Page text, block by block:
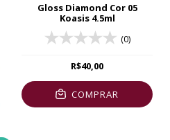
Gloss Diamond Cor 05
Koasis 4.5ml
(0)
R$40,00
COMPRAR